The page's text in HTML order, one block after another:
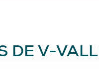
DE V-